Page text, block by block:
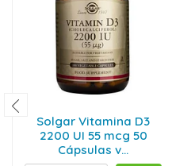
Solgar Vitamina D3
2200 UI 55 mcg 50
Cápsulas v...